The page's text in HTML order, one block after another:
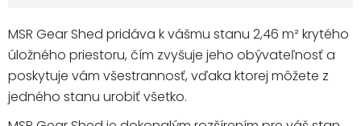
MSR Gear Shed pridáva k vášmu stanu 2,46 m² krytého
úložného priestoru, čím zvyšuje jeho obývateľnosť a
poskytuje vám všestrannosť, vďaka ktorej môžete z
jedného stanu urobiť všetko.